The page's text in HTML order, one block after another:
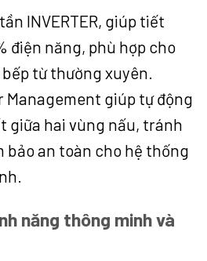
INVERTER, giúp tiết
điện năng, phù hợp cho
từ thường xuyên.
Management giúp tự động
giữa hai vùng nấu, tránh
bảo an toàn cho hệ thống
năng thông minh và